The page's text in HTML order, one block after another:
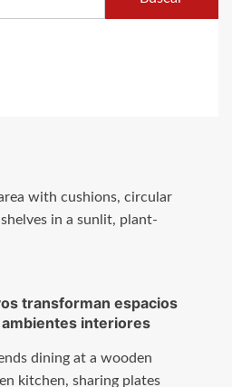
transforman espacios
interiores